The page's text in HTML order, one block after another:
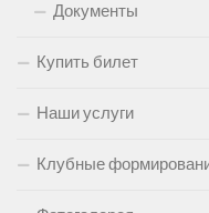
Документы
Купить билет
Наши услуги
Клубные